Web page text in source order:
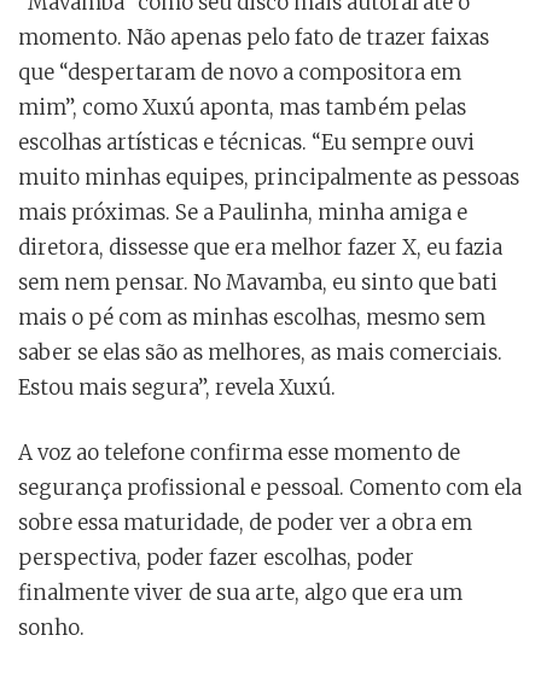
momento. Não apenas pelo fato de trazer faixas
que “despertaram de novo a compositora em
mim”, como Xuxú aponta, mas também pelas
escolhas artísticas e técnicas. “Eu sempre ouvi
muito minhas equipes, principalmente as pessoas
mais próximas. Se a Paulinha, minha amiga e
diretora, dissesse que era melhor fazer X, eu fazia
sem nem pensar. No Mavamba, eu sinto que bati
mais o pé com as minhas escolhas, mesmo sem
saber se elas são as melhores, as mais comerciais.
Estou mais segura”, revela Xuxú.
A voz ao telefone confirma esse momento de
segurança profissional e pessoal. Comento com ela
sobre essa maturidade, de poder ver a obra em
perspectiva, poder fazer escolhas, poder
finalmente viver de sua arte, algo que era um
sonho.